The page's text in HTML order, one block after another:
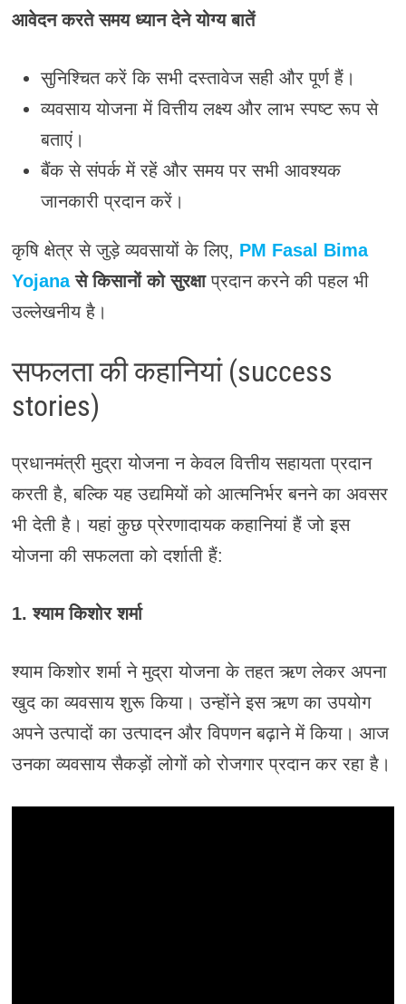
आवेदन करते समय ध्यान देने योग्य बातें
सुनिश्चित करें कि सभी दस्तावेज सही और पूर्ण हैं।
व्यवसाय योजना में वित्तीय लक्ष्य और लाभ स्पष्ट रूप से
बताएं।
बैंक से संपर्क में रहें और समय पर सभी आवश्यक
जानकारी प्रदान करें।
कृषि क्षेत्र से जुड़े व्यवसायों के लिए, PM Fasal Bima
Yojanaसे किसानों को सुरक्षाप्रदान करने की पहल भी
उल्लेखनीय है।
सफलता की कहानियां (success
stories)
प्रधानमंत्री मुद्रा योजना न केवल वित्तीय सहायता प्रदान
करती है, बल्कि यह उद्यमियों को आत्मनिर्भर बनने का अवसर
भी देती है। यहां कुछ प्रेरणादायक कहानियां हैं जो इस
योजना की सफलता को दर्शाती हैं:
1. श्याम किशोर शर्मा
श्याम किशोर शर्मा ने मुद्रा योजना के तहत ऋण लेकर अपना
खुद का व्यवसाय शुरू किया। उन्होंने इस ऋण का उपयोग
अपने उत्पादों का उत्पादन और विपणन बढ़ाने में किया। आज
उनका व्यवसाय सैकड़ों लोगों को रोजगार प्रदान कर रहा है।